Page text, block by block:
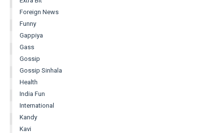
Foreign News
Funny
Gappiya
Gass
Gossip
Gossip Sinhala
Health
India Fun
International
Kandy
Kavi